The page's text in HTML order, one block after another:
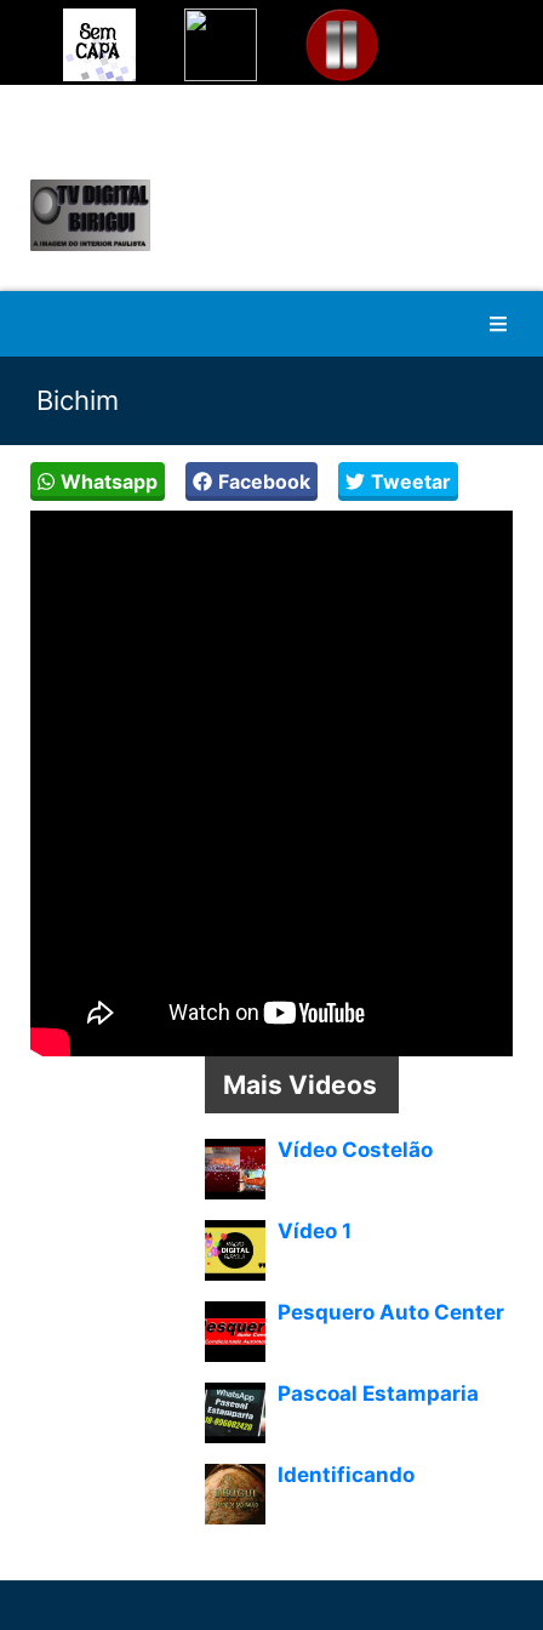
Bichim
Whatsapp Facebook Tweetar
Mais Videos
Vídeo Costelão
Vídeo 1
Pesquero Auto Center
Pascoal Estamparia
Identificando